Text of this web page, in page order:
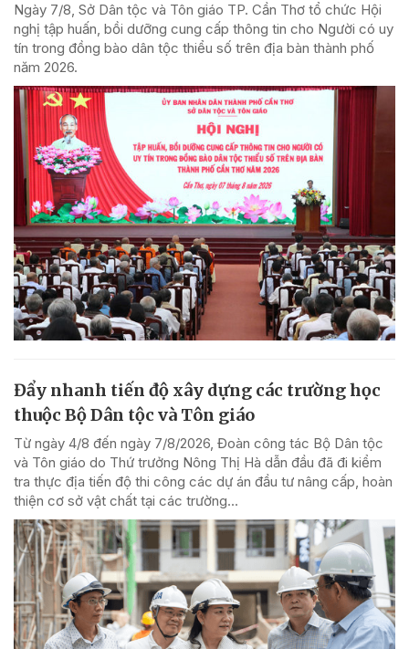
Ngày 7/8, Sở Dân tộc và Tôn giáo TP. Cần Thơ tổ chức Hội
nghị tập huấn, bồi dưỡng cung cấp thông tin cho Người có uy
tín trong đồng bào dân tộc thiểu số trên địa bàn thành phố
năm 2026.
Đẩy nhanh tiến độ xây dựng các trường học
thuộc Bộ Dân tộc và Tôn giáo
Từ ngày 4/8 đến ngày 7/8/2026, Đoàn công tác Bộ Dân tộc
và Tôn giáo do Thứ trưởng Nông Thị Hà dẫn đầu đã đi kiểm
tra thực địa tiến độ thi công các dự án đầu tư nâng cấp, hoàn
thiện cơ sở vật chất tại các trường...